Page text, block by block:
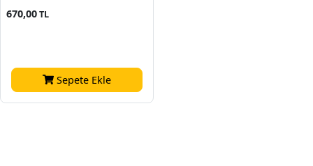
670,00TL
Sepete Ekle